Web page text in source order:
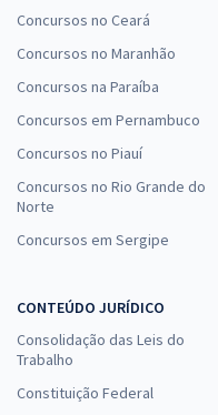
Concursos no Ceará
Concursos no Maranhão
Concursos na Paraíba
Concursos em Pernambuco
Concursos no Piauí
Concursos no Rio Grande do
Norte
Concursos em Sergipe
CONTEÚDO JURÍDICO
Consolidação das Leis do
Trabalho
Constituição Federal